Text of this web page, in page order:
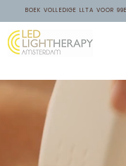
BOEK VOLLEDIGE LLTA VOOR